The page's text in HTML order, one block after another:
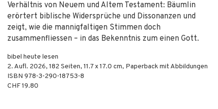
Verhältnis von Neuem und Altem Testament: Bäumlin
erörtert biblische Widersprüche und Dissonanzen und
zeigt, wie die mannigfaltigen Stimmen doch
zusammenfliessen – in das Bekenntnis zum einen Gott.
bibel heute lesen
2. Aufl. 2026, 182 Seiten, 11.7 x 17.0 cm, Paperback mit Abbildungen
ISBN 978-3-290-18753-8
CHF 19.80